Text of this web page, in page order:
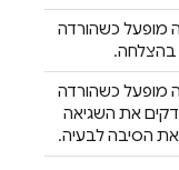
מופעל כשהורדה
מופעל כשהורדה
את השגיאה
את הסיבה לבעיה.